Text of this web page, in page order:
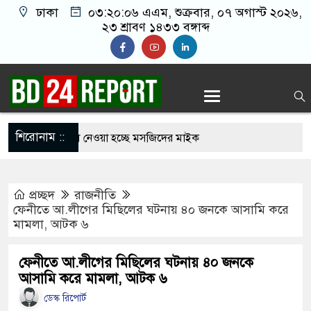
ঢাকা ০৩:২০:০৭ এএম, শুক্রবার, ০৭ অগাস্ট ২০২৬,
২৩ শ্রাবণ ১৪৩৩ বঙ্গাব্দ
শিরোনাম ::
বন্ধে খুলে নেওয়া হচ্ছে মসজিদের মাইক
আমাদের মিত্র, অচিরেই আমাদের সঙ্গে মিশে যাবে:
নয়, জাতির দায়িত্ব নিতে হবে ওলামায়ে
প্রচ্ছদ
রাজনীতি
ফেনীতে আ.লীগের মিছিলের ঘটনায় ৪০ জনকে আসামি করে
মামলা, আটক ৬
ফেনীতে আ.লীগের মিছিলের ঘটনায় ৪০ জনকে
আসামি করে মামলা, আটক ৬
ডেস্ক রিপোর্ট